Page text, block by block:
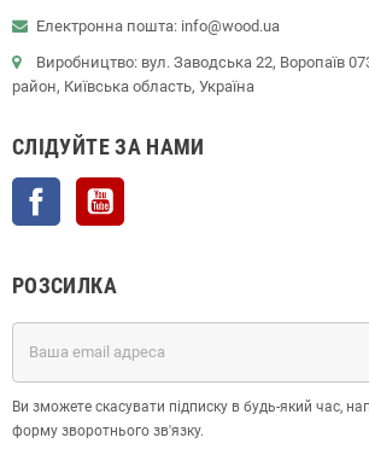
Електронна пошта: info@wood.ua
Виробництво: вул. Заводська 22, Воропаїв
район, Київська область, Україна
СЛІДУЙТЕ ЗА НАМИ
Facebook
РОЗСИЛКА
Ви зможете скасувати підписку в будь-який час,
форму зворотнього зв'язку.